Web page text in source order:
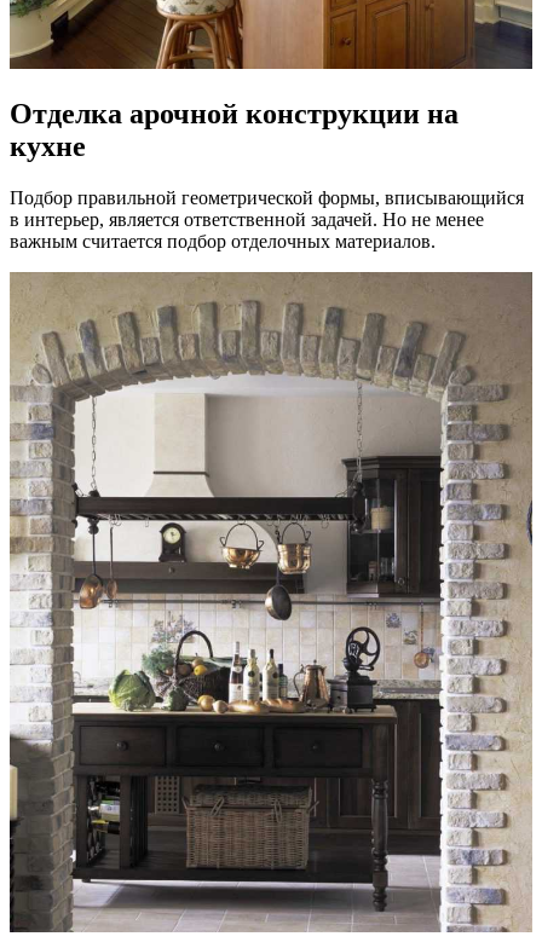
Отделка арочной конструкции на
кухне
Подбор правильной геометрической формы, вписывающийся
в интерьер, является ответственной задачей. Но не менее
важным считается подбор отделочных материалов.